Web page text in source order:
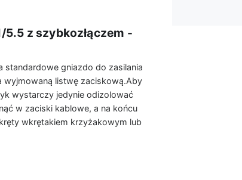
5.5 z szybkozłączem -
standardowe gniazdo do zasilania
wyjmowaną listwę zaciskową.Aby
wystarczy jedynie odizolować
w zaciski kablowe, a na końcu
wkrętakiem krzyżakowym lub